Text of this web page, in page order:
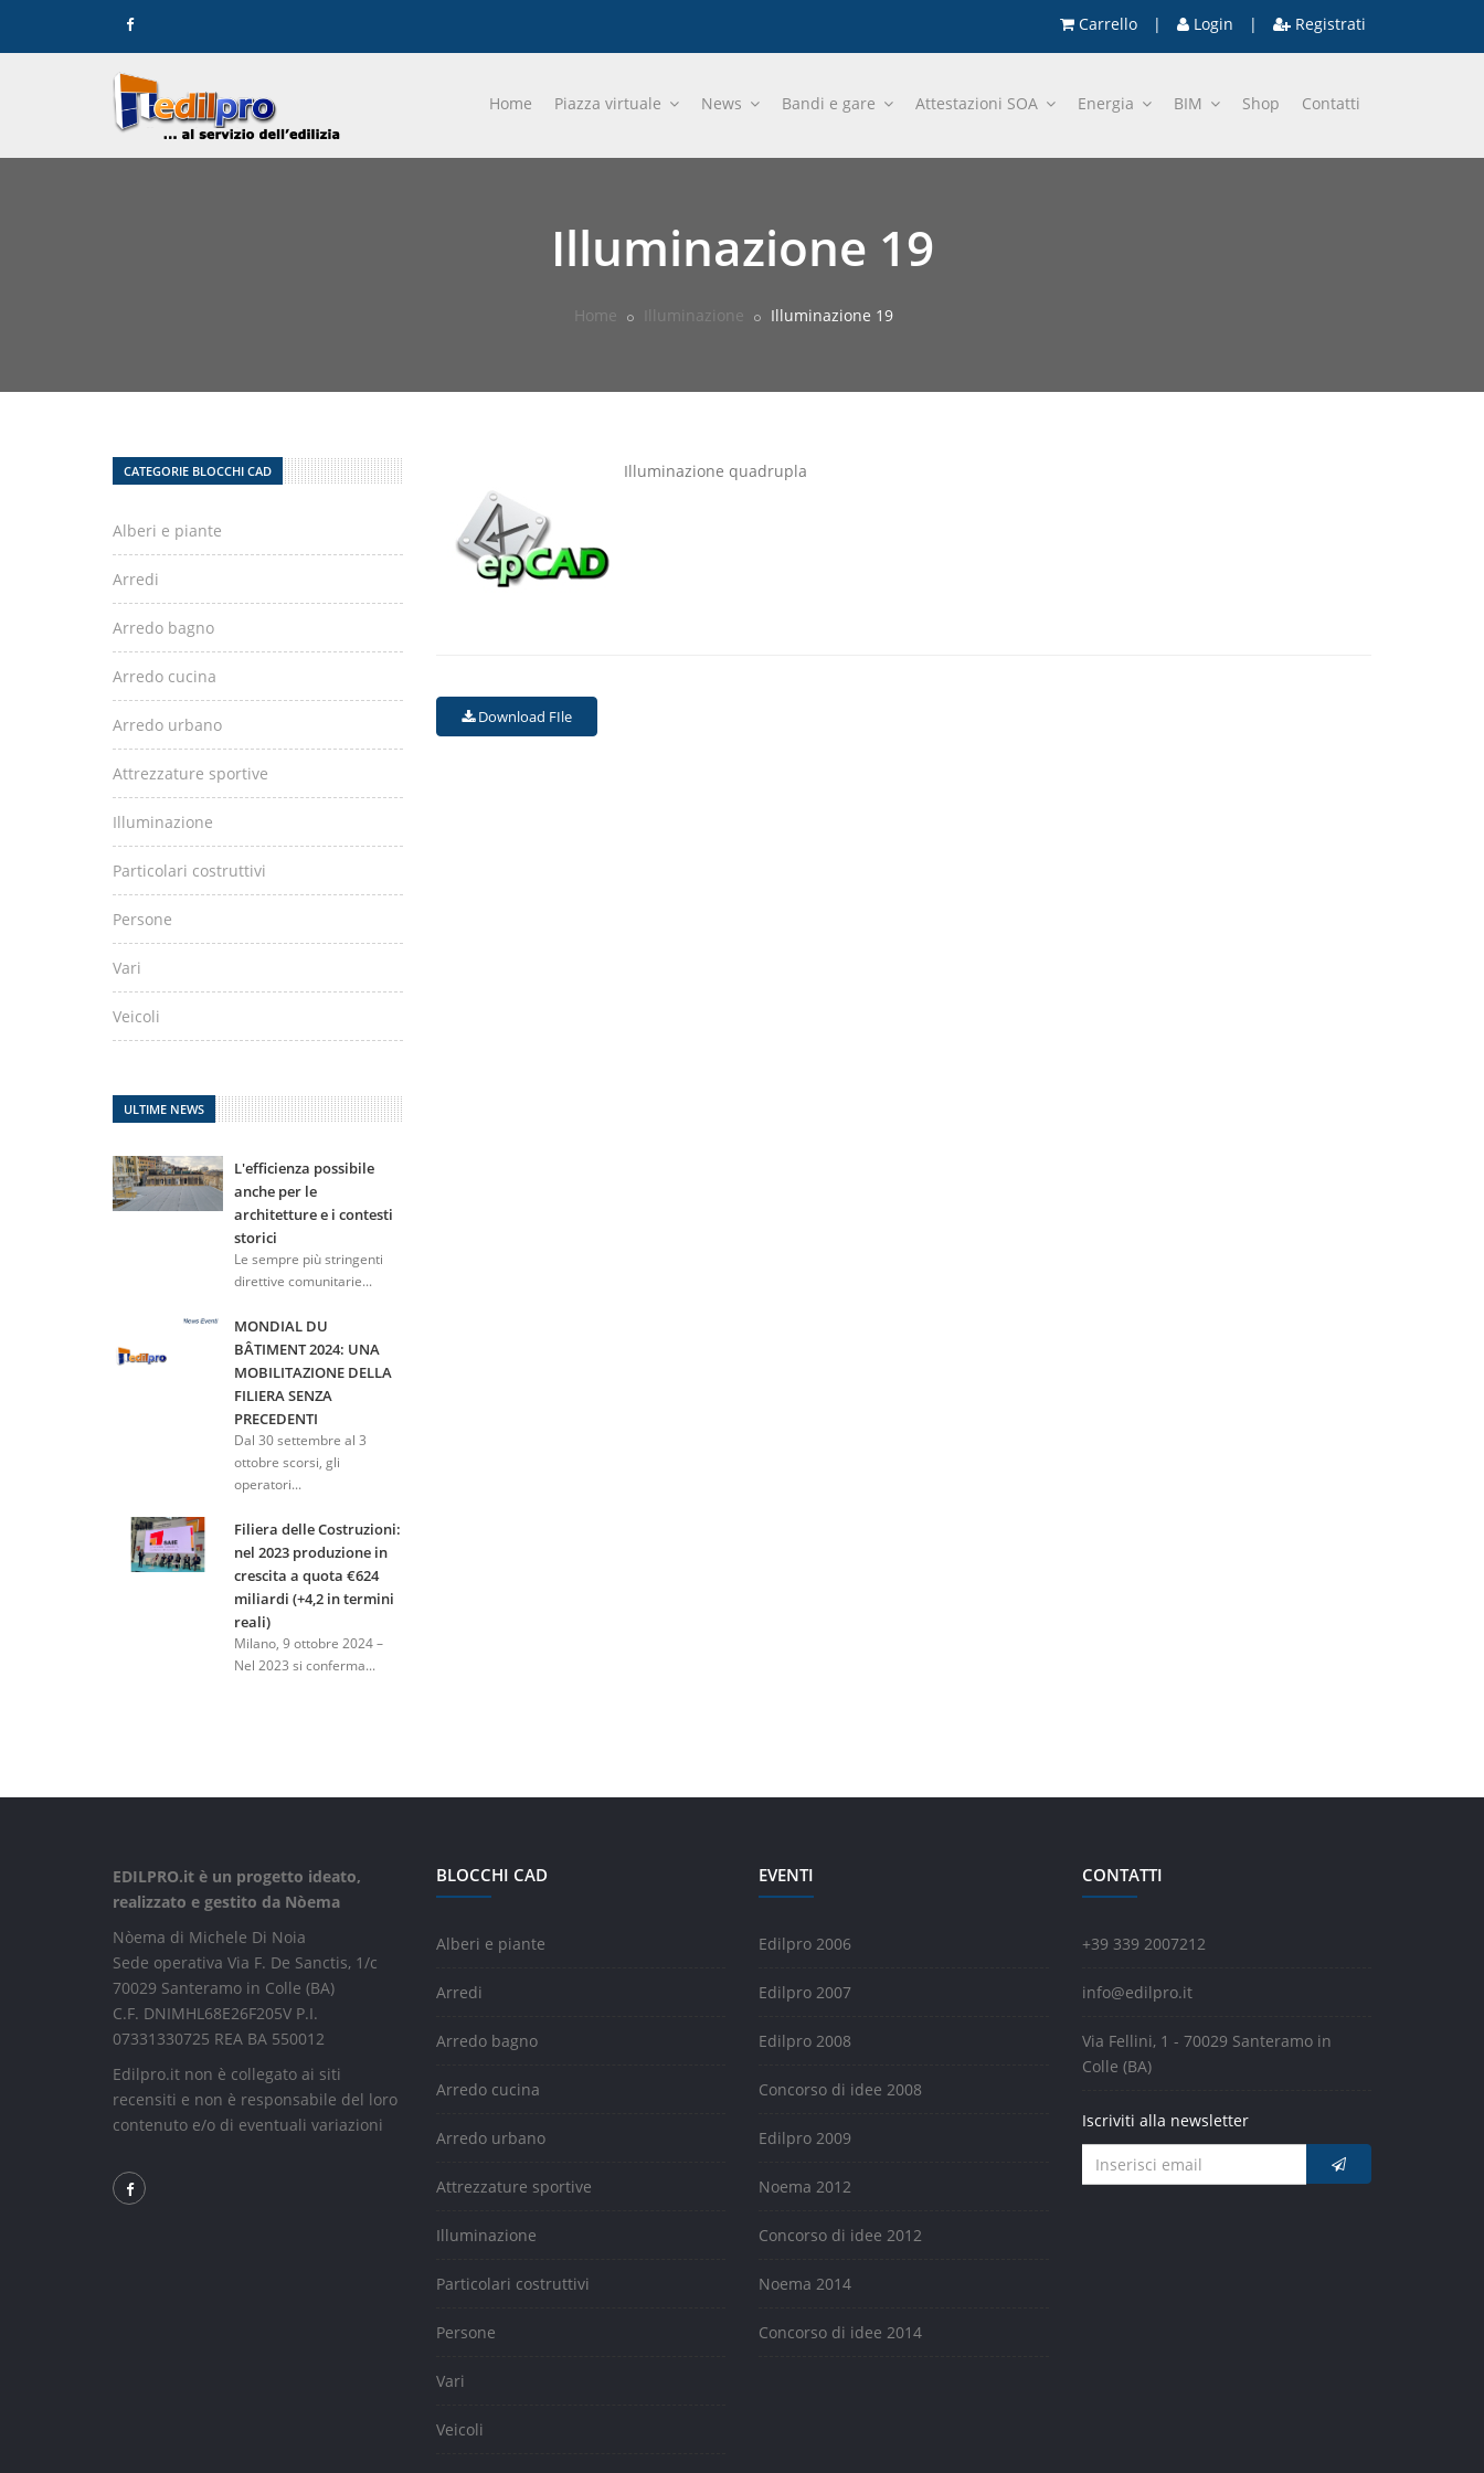
Carrello | Login | Registrati
Home Piazza virtuale News Bandi e gare Attestazioni SOA Energia BIM Shop Contatti
Illuminazione 19
Home Illuminazione Illuminazione 19
Illuminazione quadrupla
Download FIle
CATEGORIE BLOCCHI CAD
Alberi e piante
Arredi
Arredo bagno
Arredo cucina
Arredo urbano
Attrezzature sportive
Illuminazione
Particolari costruttivi
Persone
Vari
Veicoli
ULTIME NEWS
L'efficienza possibile
anche per le
architetture e i contesti
storici
Le sempre più stringenti
direttive comunitarie...
MONDIAL DU
BÂTIMENT 2024: UNA
MOBILITAZIONE DELLA
FILIERA SENZA
PRECEDENTI
Dal 30 settembre al 3
ottobre scorsi, gli
operatori...
Filiera delle Costruzioni:
nel 2023 produzione in
crescita a quota €624
miliardi (+4,2 in termini
reali)
Milano, 9 ottobre 2024 –
Nel 2023 si conferma...
EDILPRO.it è un progetto ideato,
realizzato e gestito da Nòema
Nòema di Michele Di Noia
Sede operativa Via F. De Sanctis, 1/c
70029 Santeramo in Colle (BA)
C.F. DNIMHL68E26F205V P.I.
07331330725 REA BA 550012
Edilpro.it non è collegato ai siti
recensiti e non è responsabile del loro
contenuto e/o di eventuali variazioni
BLOCCHI CAD
Alberi e piante
Arredi
Arredo bagno
Arredo cucina
Arredo urbano
Attrezzature sportive
Illuminazione
Particolari costruttivi
Persone
Vari
Veicoli
EVENTI
Edilpro 2006
Edilpro 2007
Edilpro 2008
Concorso di idee 2008
Edilpro 2009
Noema 2012
Concorso di idee 2012
Noema 2014
Concorso di idee 2014
CONTATTI
+39 339 2007212
info@edilpro.it
Via Fellini, 1 - 70029 Santeramo in
Colle (BA)
Iscriviti alla newsletter